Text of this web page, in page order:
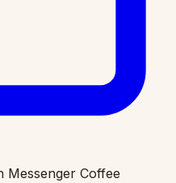
Messenger Coffee